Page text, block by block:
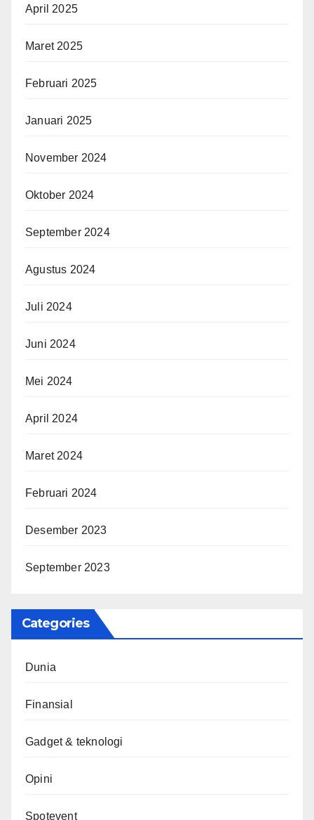
April 2025
Maret 2025
Februari 2025
Januari 2025
November 2024
Oktober 2024
September 2024
Agustus 2024
Juli 2024
Juni 2024
Mei 2024
April 2024
Maret 2024
Februari 2024
Desember 2023
September 2023
Categories
Dunia
Finansial
Gadget & teknologi
Opini
Spotevent